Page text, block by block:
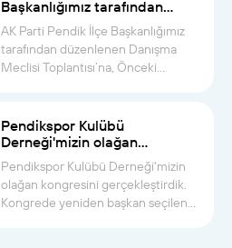
Başkanlığımız tarafından
düzenlenen Danışma Meclisi
Toplantısı’na katıldık
AK Parti Pendik İlçe Başkanlığımız
tarafından düzenlenen Danışma
Meclisi Toplantısı’na, Önceki
Pendikspor Kulübü
Derneği'mizin olağan
kongresini gerçekleştirdik
Pendikspor Kulübü Derneği'mizin
olağan kongresini gerçekleştirdik.
Kongrede yeniden başkan seçilen